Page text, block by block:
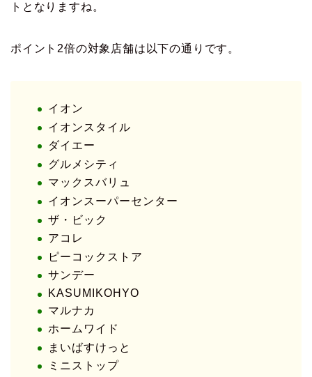
トとなりますね。
ポイント2倍の対象店舗は以下の通りです。
イオン
イオンスタイル
ダイエー
グルメシティ
マックスバリュ
イオンスーパーセンター
ザ・ビック
アコレ
ピーコックストア
サンデー
KASUMIKOHYO
マルナカ
ホームワイド
まいばすけっと
ミニストップ